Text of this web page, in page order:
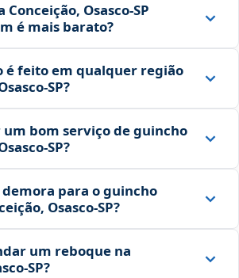
Osasco‑SP
é mais barato?
é feito em qualquer região
um bom serviço de guincho
para o guincho
Osasco‑SP?
um reboque na